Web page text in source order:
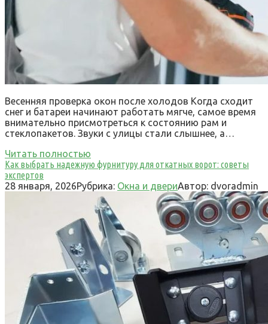
Весенняя проверка окон после холодов Когда сходит
снег и батареи начинают работать мягче, самое время
внимательно присмотреться к состоянию рам и
стеклопакетов. Звуки с улицы стали слышнее, а…
Читать полностью
Как выбрать надежную фурнитуру для откатных ворот: советы
экспертов
28 января, 2026Рубрика: Окна и двериАвтор: dvoradmin